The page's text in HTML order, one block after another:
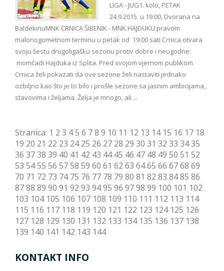
LIGA - JUG1. kolo, PETAK
24.9.2015. u 19:00, Dvorana na
BaldekinuMNK CRNICA ŠIBENIK - MNK HAJDUKU pravom
malonogometnom terminu u petak od 19:00 sati Crnica otvara
svoju šestu drugoligašku sezonu protiv dobre i neugodne
momčadi Hajduka iz Splita. Pred svojom vjernom publikom
Crnica želi pokazati da ove sezone želi nastaviti jednako
ozbiljno kao što je to bilo i prošle sezone sa jasnim ambicijama,
stavovima i željama. Želja je mnogo, ali ...
Stranica: 1 2 3 45 6 78 9 10 11 12 13 14 15 16 17 18
19 20 21 22 23 24 25 26 27 28 29 30 31 32 33 3435
36 3738 39 40 41 42 43 44 45 46 47 48 49 50 51 52
53 5455 56 5758 59 60 61 62 63 6465 66 6768 69
70 71 72 73 74 75 76 77 78 79 80 81 82 83 8485 86
8788 89 90 91 92 93 9495 96 9798 99 100 101 102
103 104 105 106 107 108 109 110 111 112 113 114
115 116 117 118 119 120 121 122 123 124 125 126
127 128 129 130 131 132 133 134 135 136 137 138
139 140 141 142 143 144
KONTAKT INFO